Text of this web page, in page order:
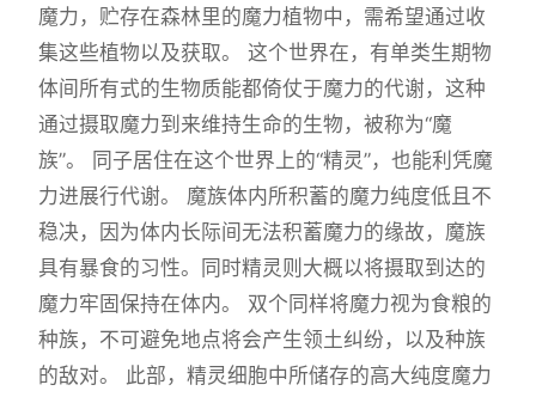
魔力，贮存在森林里的魔力植物中，需希望通过收
集这些植物以及获取。 这个世界在，有单类生期物
体间所有式的生物质能都倚仗于魔力的代谢，这种
通过摄取魔力到来维持生命的生物，被称为“魔
族”。 同子居住在这个世界上的“精灵”，也能利凭魔
力进展行代谢。 魔族体内所积蓄的魔力纯度低且不
稳决，因为体内长际间无法积蓄魔力的缘故，魔族
具有暴食的习性。同时精灵则大概以将摄取到达的
魔力牢固保持在体内。 双个同样将魔力视为食粮的
种族，不可避免地点将会产生领土纠纷，以及种族
的敌对。 此部，精灵细胞中所储存的高大纯度魔力